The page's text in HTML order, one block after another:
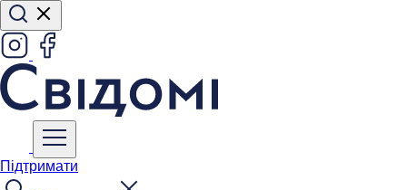
Підтримати